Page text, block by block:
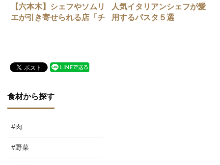
【六本木】シェフやソムリ
エが引き寄せられる店「チ
人気イタリアンシェフが愛
用するパスタ５選
食材から探す
#肉
#野菜